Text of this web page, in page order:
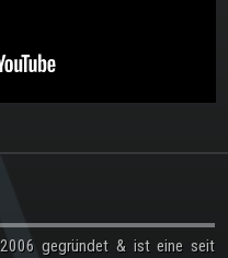
2006 gegründet & ist eine seit